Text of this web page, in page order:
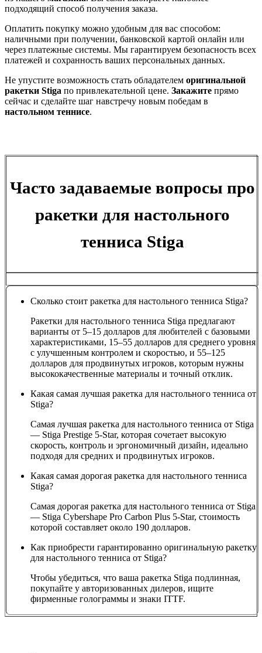
подходящий способ получения заказа.
Оплатить покупку можно удобным для вас способом:
наличными при получении, банковской картой онлайн или
через платежные системы. Мы гарантируем безопасность всех
платежей и сохранность ваших персональных данных.
Не упустите возможность стать обладателем оригинальной
ракетки Stiga по привлекательной цене. Закажите прямо
сейчас и сделайте шаг навстречу новым победам в
настольном теннисе.
Часто задаваемые вопросы про
ракетки для настольного
тенниса Stiga
Сколько стоит ракетка для настольного тенниса Stiga?
Ракетки для настольного тенниса Stiga предлагают
варианты от 5–15 долларов для любителей с базовыми
характеристиками, 15–55 долларов для среднего уровня
с улучшенным контролем и скоростью, и 55–125
долларов для продвинутых игроков, которым нужны
высококачественные материалы и точный отклик.
Какая самая лучшая ракетка для настольного тенниса от
Stiga?
Самая лучшая ракетка для настольного тенниса от Stiga
— Stiga Prestige 5-Star, которая сочетает высокую
скорость, контроль и эргономичный дизайн, идеально
подходя для средних и продвинутых игроков.
Какая самая дорогая ракетка для настольного тенниса
Stiga?
Самая дорогая ракетка для настольного тенниса от Stiga
— Stiga Cybershape Pro Carbon Plus 5-Star, стоимость
которой составляет около 190 долларов.
Как приобрести гарантированно оригинальную ракетку
для настольного тенниса от Stiga?
Чтобы убедиться, что ваша ракетка Stiga подлинная,
покупайте у авторизованных дилеров, ищите
фирменные голограммы и знаки ITTF.